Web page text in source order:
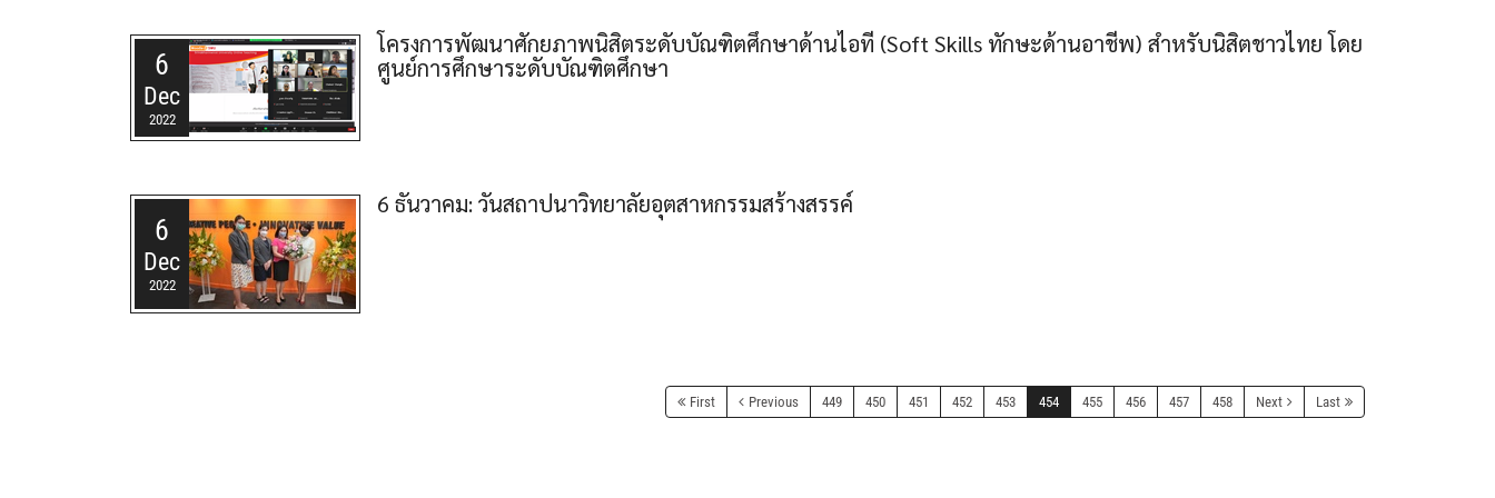
6
Dec
2022
โครงการพัฒนาศักยภาพนิสิตระดับบัณฑิตศึกษาด้านไอที (Soft Skills ทักษะด้านอาชีพ) สำหรับนิสิตชาวไทย โดย
ศูนย์การศึกษาระดับบัณฑิตศึกษา
6
Dec
2022
6 ธันวาคม: วันสถาปนาวิทยาลัยอุตสาหกรรมสร้างสรรค์
First Previous 449 450 451 452 453 454 455 456 457 458 Next Last